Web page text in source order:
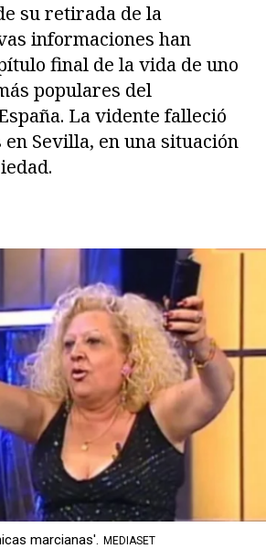
su retirada de la
informaciones han
final de la vida de uno
populares del
La vidente falleció
en Sevilla, en una situación
marcianas'. MEDIASET